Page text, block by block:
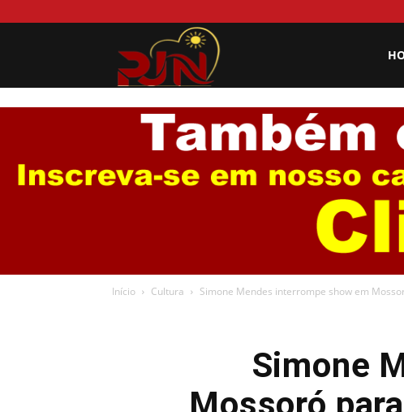
Jurema
News
Início Cultura Simone Mendes interrompe show em
Simone